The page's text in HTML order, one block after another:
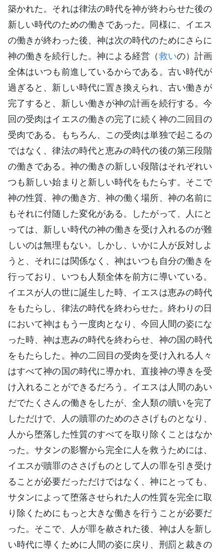
築かれた。それは律法の時代を神が終わらせた後の
新しい時代のための働きであった。同様に、イエス
の働きが終わった後、神は次の時代のためにさらに
神の働きを続行した。神による経営（救いの）計画
全体はいつも前進しているからである。古い時代が
過ぎると、新しい時代に置き換えられ、古い働きが
完了すると、新しい働きが神の計画を続行する。今
回の受肉はイエスの働きの完了に続く神の二回目の
受肉である。もちろん、この受肉は単独で起こるの
ではなく、律法の時代と恵みの時代の後の第三段階
の働きである。神の働きの新しい段階はそれぞれい
つも新しい始まりと新しい時代をもたらす。そこで
神の性質、神の働き方、神の働く場所、神の名前に
もそれに付随した変化がある。したがって、人にと
っては、新しい時代の神の働きを受け入れるのが難
しいのは無理もない。しかし、いかに人が反対しよ
うと、それには関係なく、神はいつも自分の働きを
行っており、いつも人類全体を前方に導いている。
イエスが人の世に誕生した時、イエスは恵みの時代
をもたらし、律法の時代を終わらせた。終わりの日
において神はもう一度肉となり、今回人間の姿にな
った時、神は恵みの時代を終わらせ、神の国の時代
をもたらした。神の二回目の受肉を受け入れる人々
はすべて神の国の時代に導かれ、直接神の導きを受
け入れることができるだろう。イエスは人間のあい
だでたくさんの働きをしたが、全人類の贖いを完了
しただけで、人の贖罪のためのささげものとなり、
人から堕落した性質のすべてを取り除くことはなか
った。サタンの影響から完全に人を救うためには、
イエスが贖罪のささげものとして人の罪を引き受け
ることが必要だっただけではなく、神にとっても、
サタンによって堕落させられた人の性質を完全に取
り除くためにもっと大きな働きを行うことが必要だ
った。そこで、人が罪を赦された後、神は人を新し
い時代に導くために人間の姿に戻り、刑罰と裁きの